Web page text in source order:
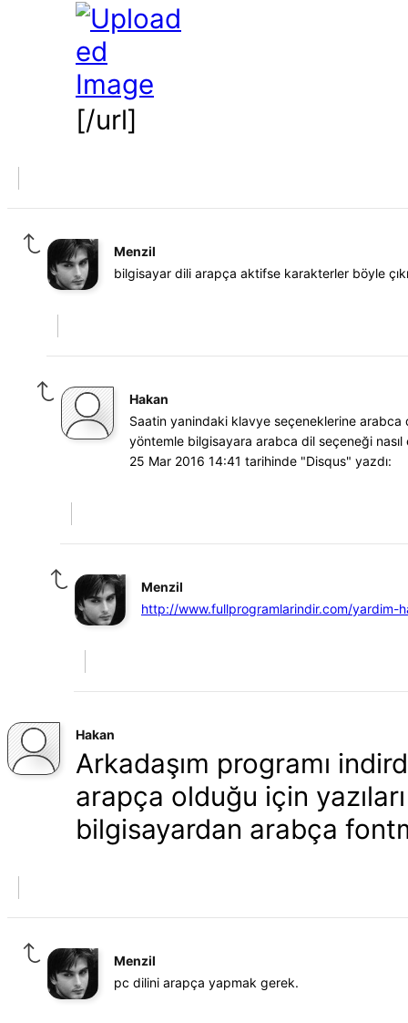
[/url]
Menzil
bilgisayar dili arapça aktifse karakterler böyle
Hakan
Saatin yanindaki klavye seçeneklerine
yöntemle bilgisayara arabca dil seçeneği nasıl
25 Mar 2016 14:41 tarihinde "Disqus" yazdı:
Menzil
http://www.fullprogramlarindir.com/yardim-
Hakan
Arkadaşım programı
arapça olduğu için
bilgisayardan arabça
Menzil
pc dilini arapça yapmak gerek.